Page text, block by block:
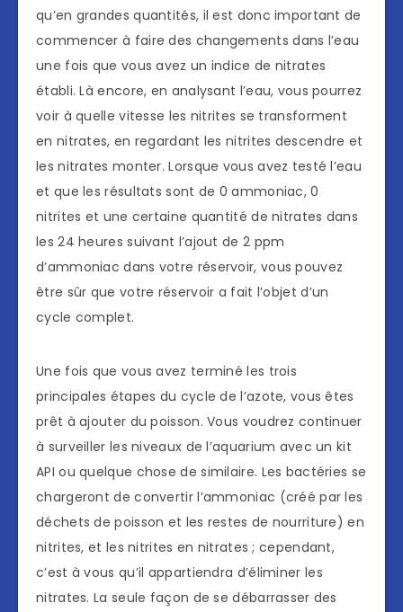
qu’en grandes quantités, il est donc important de
commencer à faire des changements dans l’eau
une fois que vous avez un indice de nitrates
établi. Là encore, en analysant l’eau, vous pourrez
voir à quelle vitesse les nitrites se transforment
en nitrates, en regardant les nitrites descendre et
les nitrates monter. Lorsque vous avez testé l’eau
et que les résultats sont de 0 ammoniac, 0
nitrites et une certaine quantité de nitrates dans
les 24 heures suivant l’ajout de 2 ppm
d’ammoniac dans votre réservoir, vous pouvez
être sûr que votre réservoir a fait l’objet d’un
cycle complet.
Une fois que vous avez terminé les trois
principales étapes du cycle de l’azote, vous êtes
prêt à ajouter du poisson. Vous voudrez continuer
à surveiller les niveaux de l’aquarium avec un kit
API ou quelque chose de similaire. Les bactéries se
chargeront de convertir l’ammoniac (créé par les
déchets de poisson et les restes de nourriture) en
nitrites, et les nitrites en nitrates ; cependant,
c’est à vous qu’il appartiendra d’éliminer les
nitrates. La seule façon de se débarrasser des